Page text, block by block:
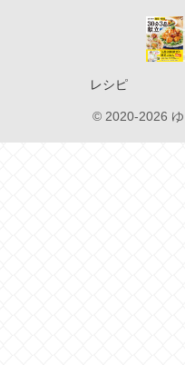
レシピ
© 2020-2026